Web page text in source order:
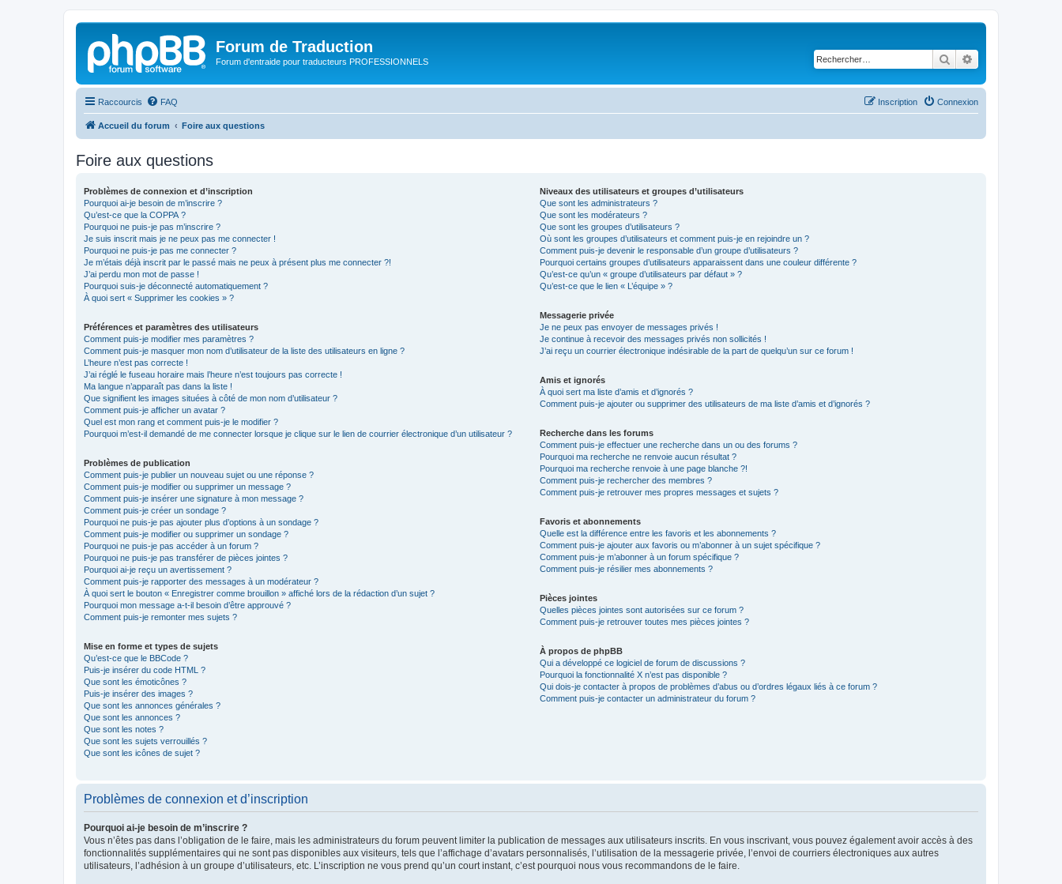
Forum de Traduction
Forum d'entraide pour traducteurs PROFESSIONNELS Rechercher
Raccourcis FAQ Connexion
Inscription
Accueil du forum Foire aux questions
Foire aux questions
Problèmes de connexion et d’inscription
Pourquoi ai-je besoin de m’inscrire ?
Qu’est-ce que la COPPA ?
Pourquoi ne puis-je pas m’inscrire ?
Je suis inscrit mais je ne peux pas me connecter !
Pourquoi ne puis-je pas me connecter ?
Je m’étais déjà inscrit par le passé mais ne peux à présent plus me connecter ?!
J’ai perdu mon mot de passe !
Pourquoi suis-je déconnecté automatiquement ?
À quoi sert « Supprimer les cookies » ?
Préférences et paramètres des utilisateurs
Comment puis-je modifier mes paramètres ?
Comment puis-je masquer mon nom d’utilisateur de la liste des utilisateurs en ligne ?
L’heure n’est pas correcte !
J’ai réglé le fuseau horaire mais l’heure n’est toujours pas correcte !
Ma langue n’apparaît pas dans la liste !
Que signifient les images situées à côté de mon nom d’utilisateur ?
Comment puis-je afficher un avatar ?
Quel est mon rang et comment puis-je le modifier ?
Pourquoi m’est-il demandé de me connecter lorsque je clique sur le lien de courrier électronique d’un utilisateur ?
Problèmes de publication
Comment puis-je publier un nouveau sujet ou une réponse ?
Comment puis-je modifier ou supprimer un message ?
Comment puis-je insérer une signature à mon message ?
Comment puis-je créer un sondage ?
Pourquoi ne puis-je pas ajouter plus d’options à un sondage ?
Comment puis-je modifier ou supprimer un sondage ?
Pourquoi ne puis-je pas accéder à un forum ?
Pourquoi ne puis-je pas transférer de pièces jointes ?
Pourquoi ai-je reçu un avertissement ?
Comment puis-je rapporter des messages à un modérateur ?
À quoi sert le bouton « Enregistrer comme brouillon » affiché lors de la rédaction d’un sujet ?
Pourquoi mon message a-t-il besoin d’être approuvé ?
Comment puis-je remonter mes sujets ?
Mise en forme et types de sujets
Qu’est-ce que le BBCode ?
Puis-je insérer du code HTML ?
Que sont les émoticônes ?
Puis-je insérer des images ?
Que sont les annonces générales ?
Que sont les annonces ?
Que sont les notes ?
Que sont les sujets verrouillés ?
Que sont les icônes de sujet ?
Niveaux des utilisateurs et groupes d’utilisateurs
Que sont les administrateurs ?
Que sont les modérateurs ?
Que sont les groupes d’utilisateurs ?
Où sont les groupes d’utilisateurs et comment puis-je en rejoindre un ?
Comment puis-je devenir le responsable d’un groupe d’utilisateurs ?
Pourquoi certains groupes d’utilisateurs apparaissent dans une couleur différente ?
Qu’est-ce qu’un « groupe d’utilisateurs par défaut » ?
Qu’est-ce que le lien « L’équipe » ?
Messagerie privée
Je ne peux pas envoyer de messages privés !
Je continue à recevoir des messages privés non sollicités !
J’ai reçu un courrier électronique indésirable de la part de quelqu’un sur ce forum !
Amis et ignorés
À quoi sert ma liste d’amis et d’ignorés ?
Comment puis-je ajouter ou supprimer des utilisateurs de ma liste d’amis et d’ignorés ?
Recherche dans les forums
Comment puis-je effectuer une recherche dans un ou des forums ?
Pourquoi ma recherche ne renvoie aucun résultat ?
Pourquoi ma recherche renvoie à une page blanche ?!
Comment puis-je rechercher des membres ?
Comment puis-je retrouver mes propres messages et sujets ?
Favoris et abonnements
Quelle est la différence entre les favoris et les abonnements ?
Comment puis-je ajouter aux favoris ou m’abonner à un sujet spécifique ?
Comment puis-je m’abonner à un forum spécifique ?
Comment puis-je résilier mes abonnements ?
Pièces jointes
Quelles pièces jointes sont autorisées sur ce forum ?
Comment puis-je retrouver toutes mes pièces jointes ?
À propos de phpBB
Qui a développé ce logiciel de forum de discussions ?
Pourquoi la fonctionnalité X n’est pas disponible ?
Qui dois-je contacter à propos de problèmes d’abus ou d’ordres légaux liés à ce forum ?
Comment puis-je contacter un administrateur du forum ?
Problèmes de connexion et d’inscription
Pourquoi ai-je besoin de m’inscrire ?
Vous n’êtes pas dans l’obligation de le faire, mais les administrateurs du forum peuvent limiter la publication de messages aux utilisateurs inscrits. En vous inscrivant, vous pouvez également avoir accès à des
fonctionnalités supplémentaires qui ne sont pas disponibles aux visiteurs, tels que l’affichage d’avatars personnalisés, l’utilisation de la messagerie privée, l’envoi de courriers électroniques aux autres
utilisateurs, l’adhésion à un groupe d’utilisateurs, etc. L’inscription ne vous prend qu’un court instant, c’est pourquoi nous vous recommandons de le faire.